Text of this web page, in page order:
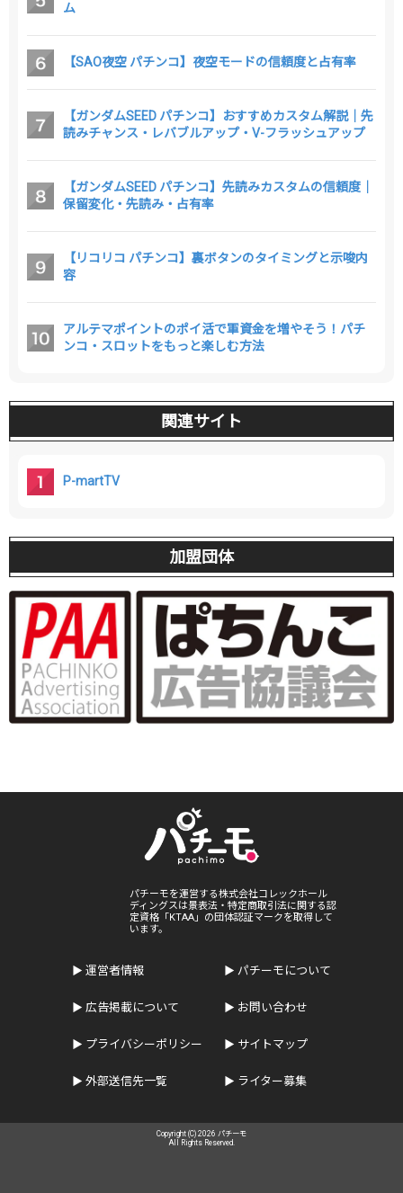
ム
【SAO夜空 パチンコ】夜空モードの信頼度と占有率
【ガンダムSEED パチンコ】おすすめカスタム解説｜先
読みチャンス・レバブルアップ・V-フラッシュアップ
【ガンダムSEED パチンコ】先読みカスタムの信頼度｜
保留変化・先読み・占有率
【リコリコ パチンコ】裏ボタンのタイミングと示唆内
容
アルテマポイントのポイ活で軍資金を増やそう！パチ
ンコ・スロットをもっと楽しむ方法
関連サイト
P-martTV
加盟団体
パチーモを運営する株式会社コレックホール
ディングスは景表法・特定商取引法に関する認
定資格「KTAA」の団体認証マークを取得して
います。
運営者情報 パチーモについて
広告掲載について お問い合わせ
プライバシーポリシー サイトマップ
外部送信先一覧 ライター募集
Copyright (C) 2026 パチーモ
All Rights Reserved.